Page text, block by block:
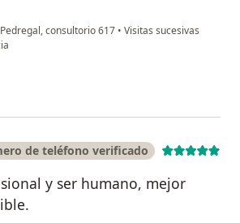
consultorio 617 • Visitas sucesivas
de teléfono verificado
y ser humano, mejor